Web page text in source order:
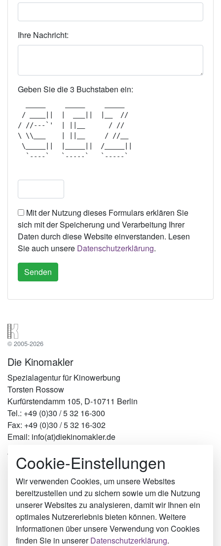
Ihre Nachricht:
Geben Sie die 3 Buchstaben ein:
/ ____||  |  ___||  |__  //
/ //---`'  | ||__      / //
\ \\___    | ||__     / //__
\_____||  |_____||  /_____||
  `----`   `-----`   `-----`
Mit der Nutzung dieses Formulars erklären Sie
sich mit der Speicherung und Verarbeitung Ihrer
Daten durch diese Website einverstanden. Lesen
Sie auch unsere Datenschutzerklärung.
© 2005-2026
Die Kinomakler
Spezialagentur für Kinowerbung
Torsten Rossow
Kurfürstendamm 105, D-10711 Berlin
Tel.: +49 (0)30 / 5 32 16-300
Fax: +49 (0)30 / 5 32 16-302
Email: info(at)diekinomakler.de
Werben in Städten
Berlin
Hamburg
München
Köln
Haren (Ems)
Reutlingen
Landshut
Cookie-Einstellungen
Wir verwenden Cookies, um unsere Websites
bereitzustellen und zu sichern sowie um die Nutzung
unserer Websites zu analysieren, damit wir Ihnen ein
optimales Nutzererlebnis bieten können. Weitere
Informationen über unsere Verwendung von Cookies
finden Sie in unsererDatenschutzerklärung.